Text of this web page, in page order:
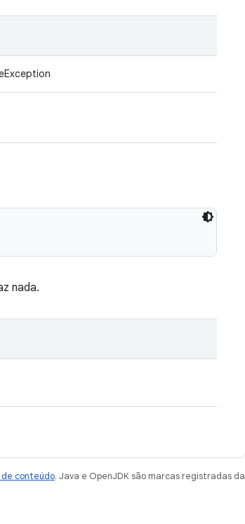
nada.
conteúdo. Java e OpenJDK são marcas registradas da